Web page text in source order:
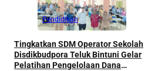
Pendidikan
Tingkatkan SDM Operator Sekolah
Disdikbudpora Teluk Bintuni Gelar
Pelatihan Pengelolaan Dana